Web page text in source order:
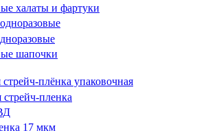
халаты и фартуки
шапочки
плёнка упаковочная
пленка
17 мкм